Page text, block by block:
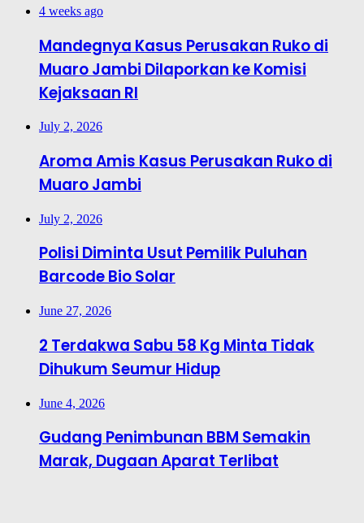
4 weeks ago
Mandegnya Kasus Perusakan Ruko di
Muaro Jambi Dilaporkan ke Komisi
Kejaksaan RI
July 2, 2026
Aroma Amis Kasus Perusakan Ruko di
Muaro Jambi
July 2, 2026
Polisi Diminta Usut Pemilik Puluhan
Barcode Bio Solar
June 27, 2026
2 Terdakwa Sabu 58 Kg Minta Tidak
Dihukum Seumur Hidup
June 4, 2026
Gudang Penimbunan BBM Semakin
Marak, Dugaan Aparat Terlibat